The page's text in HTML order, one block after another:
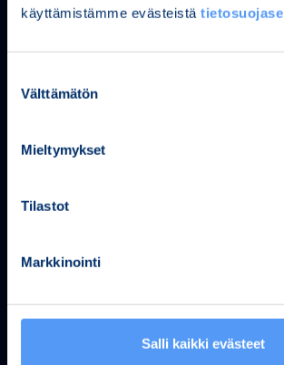
käyttämistämme evästeistä
valinta
Välttämätön
Mieltymykset
Tilastot
Markkinointi
Salli kaikki evästeet
Johtavat periaatteet
Teknologia ja innovaatio
Bittium Blogi
Bittium sijoittajille
Pörssi- ja lehdistötiedotteet
Hallinto- ja ohjausjärjestelmä